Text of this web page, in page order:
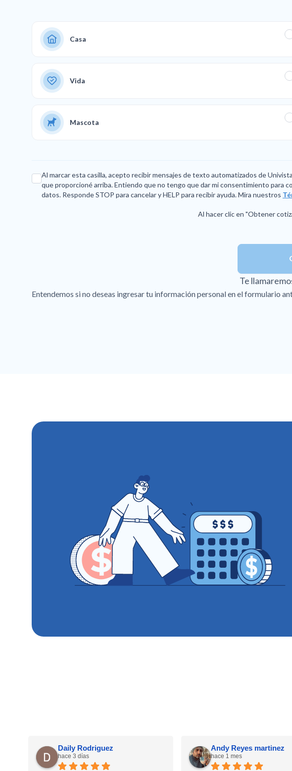
Casa
Vida
Mascota
Al marcar esta casilla, acepto recibir mensajes de texto automatizados de
que proporcioné arriba. Entiendo que no tengo que dar mi consentimiento para
datos. Responde STOP para cancelar y HELP para recibir ayuda. Mira nuestros
Al hacer clic en "Obtener
Te
Entendemos si no deseas ingresar tu información personal en el formulario
Daily Rodriguez
hace 3 días
Andy Reyes martinez
hace 1 mes